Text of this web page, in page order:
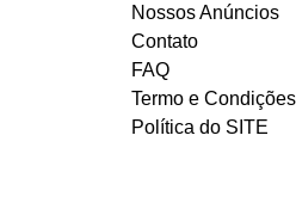
Nossos Anúncios
Contato
FAQ
Termo e
Política do SITE